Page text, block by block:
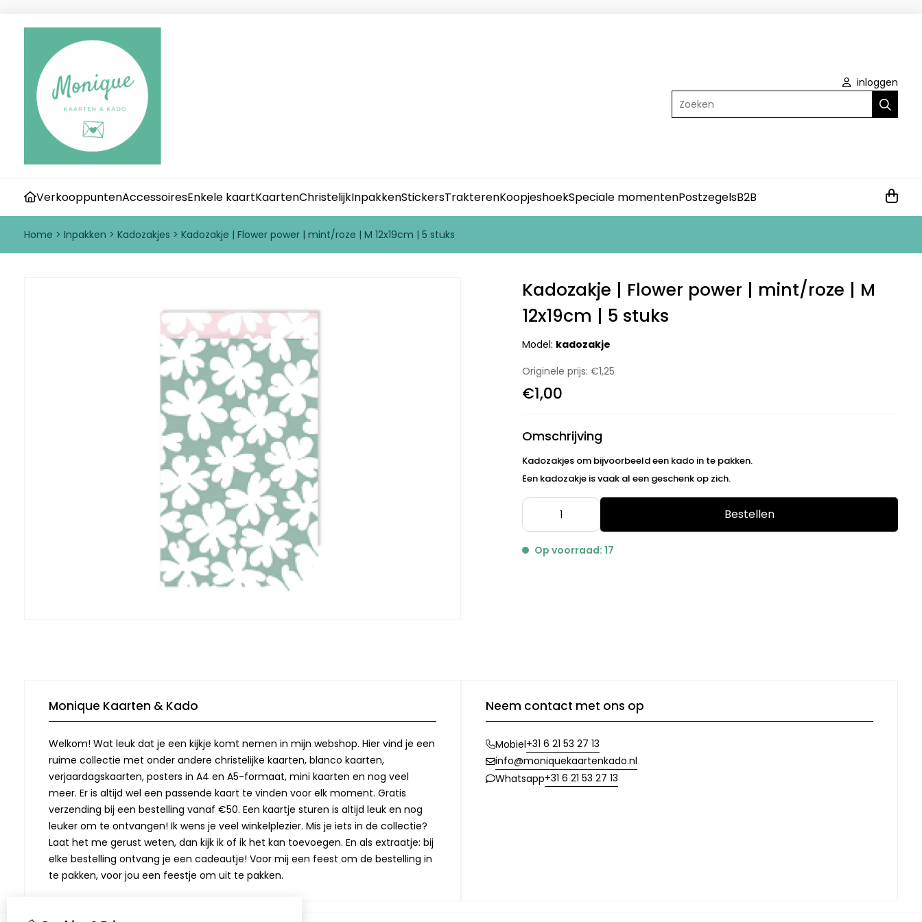
inloggen
Zoeken
VerkooppuntenAccessoiresEnkele kaartKaartenChristelijkInpakkenStickersTrakterenKoopjeshoekSpeciale momentenPostzegelsB2B
Home > Inpakken > Kadozakjes > Kadozakje | Flower power | mint/roze | M 12x19cm | 5 stuks
Kadozakje | Flower power | mint/roze | M
12x19cm | 5 stuks
Model: kadozakje
Originele prijs:€1,25
€1,00
Omschrijving
Kadozakjes om bijvoorbeeld een kado in te pakken.
Een kadozakje is vaak al een geschenk op zich.
Bestellen
Op voorraad: 17
Monique Kaarten & Kado
Welkom! Wat leuk dat je een kijkje komt nemen in mijn webshop. Hier vind je een
ruime collectie met onder andere christelijke kaarten, blanco kaarten,
verjaardagskaarten, posters in A4 en A5-formaat, mini kaarten en nog veel
meer. Er is altijd wel een passende kaart te vinden voor elk moment. Gratis
verzending bij een bestelling vanaf €50. Een kaartje sturen is altijd leuk en nog
leuker om te ontvangen! Ik wens je veel winkelplezier. Mis je iets in de collectie?
Laat het me gerust weten, dan kijk ik of ik het kan toevoegen. En als extraatje: bij
elke bestelling ontvang je een cadeautje! Voor mij een feest om de bestelling in
te pakken, voor jou een feestje om uit te pakken.
Neem contact met ons op
Mobiel+31 6 21 53 27 13
info@moniquekaartenkado.nl
Whatsapp+31 6 21 53 27 13